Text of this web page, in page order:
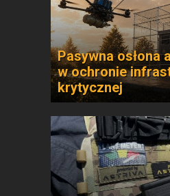
Pasywna osłona
w ochronie
krytycznej